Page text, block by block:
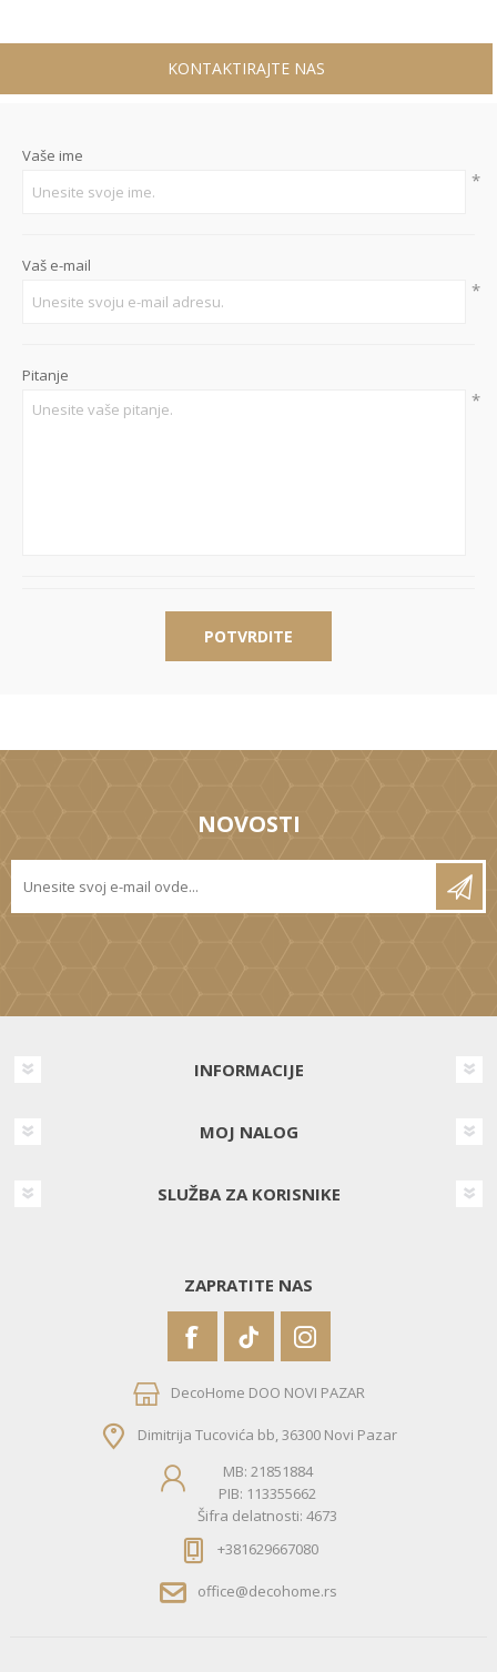
KONTAKTIRAJTE NAS
Vaše ime
*
Vaš e-mail
*
Pitanje
*
POTVRDITE
NOVOSTI
INFORMACIJE
MOJ NALOG
SLUŽBA ZA KORISNIKE
ZAPRATITE NAS
DecoHome DOO NOVI PAZAR
Dimitrija Tucovića bb, 36300 Novi Pazar
MB: 21851884
PIB: 113355662
Šifra delatnosti: 4673
+381629667080
office@decohome.rs